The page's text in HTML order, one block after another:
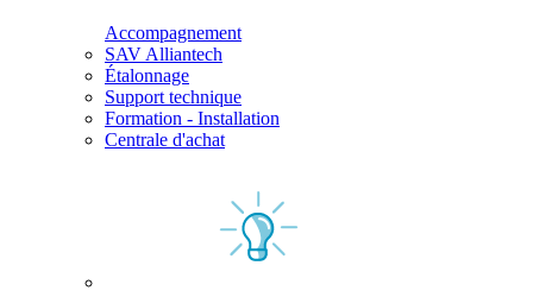
Accompagnement
SAV Alliantech
Étalonnage
Support technique
Formation - Installation
Centrale d'achat